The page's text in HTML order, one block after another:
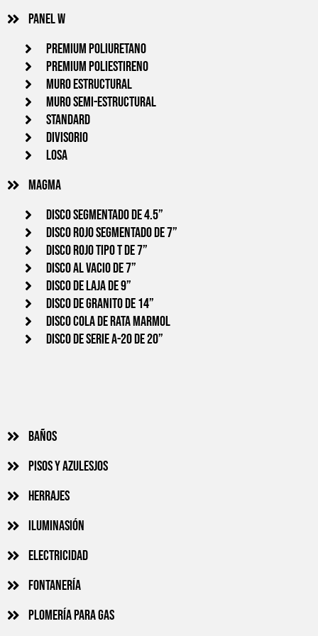
Panel w
PREMIUM POLIURETANO
PREMIUM POLIESTIRENO
MURO ESTRUCTURAL
MURO SEMI-ESTRUCTURAL
STANDARD
DIVISORIO
LOSA
Magma
Disco segmentado de 4.5”
Disco Rojo segmentado de 7”
Disco rojo tipo T de 7”
Disco al vacio de 7”
Disco de laja de 9”
Disco de granito de 14”
Disco cola de rata Marmol
Disco de serie A-20 de 20”
Baños
Pisos y azulesjos
Herrajes
Iluminasión
Electricidad
Fontanería
Plomería para gas